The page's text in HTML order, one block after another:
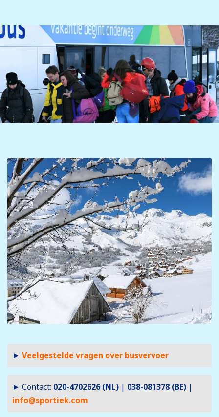
► Veelgestelde vragen over busvervoer
► Contact: 020-4702626 (NL) | 038-081378 (BE) |
info@sportiek.com